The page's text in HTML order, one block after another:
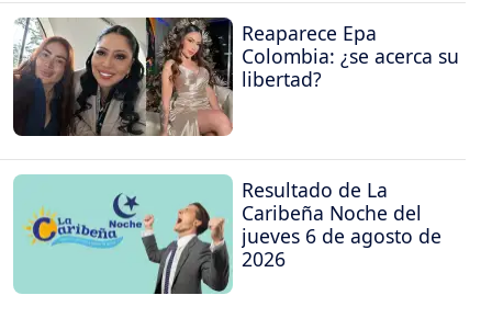
Reaparece Epa
Colombia: ¿se acerca su
libertad?
Resultado de La
Caribeña Noche del
jueves 6 de agosto de
2026